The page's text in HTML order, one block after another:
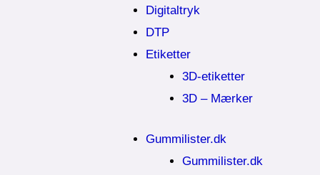
Digitaltryk
DTP
Etiketter
3D-etiketter
3D – Mærker
Gummilister.dk
Gummilister.dk